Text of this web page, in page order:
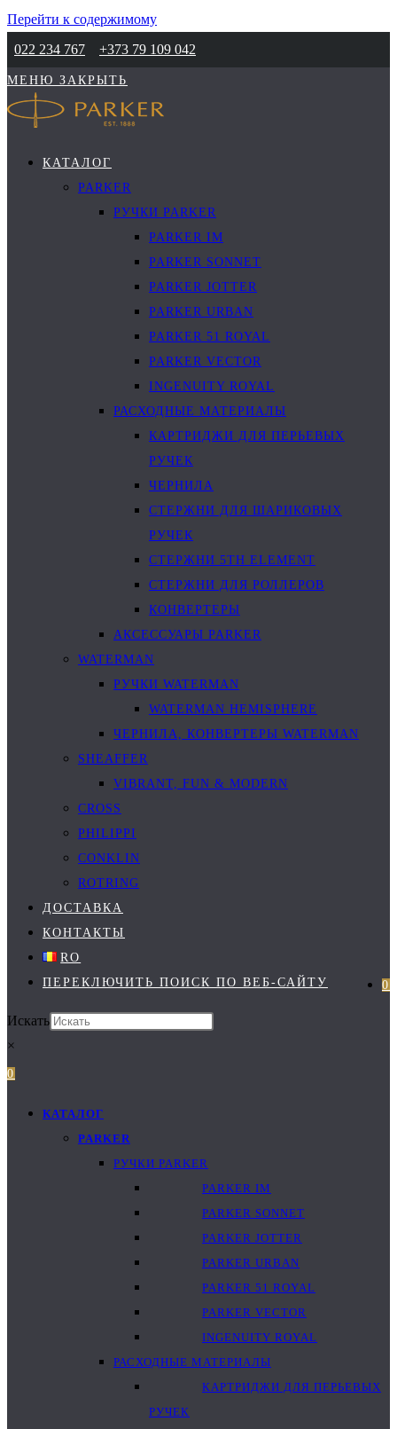
Перейти к содержимому
022 234 767
+373 79 109 042
МЕНЮ ЗАКРЫТЬ
КАТАЛОГ
PARKER
РУЧКИ PARKER
PARKER IM
PARKER SONNET
PARKER JOTTER
PARKER URBAN
PARKER 51 ROYAL
PARKER VECTOR
INGENUITY ROYAL
РАСХОДНЫЕ МАТЕРИАЛЫ
КАРТРИДЖИ ДЛЯ ПЕРЬЕВЫХ
РУЧЕК
ЧЕРНИЛА
СТЕРЖНИ ДЛЯ ШАРИКОВЫХ
РУЧЕК
СТЕРЖНИ 5TH ELEMENT
СТЕРЖНИ ДЛЯ РОЛЛЕРОВ
КОНВЕРТЕРЫ
АКСЕССУАРЫ PARKER
WATERMAN
РУЧКИ WATERMAN
WATERMAN HEMISPHERE
ЧЕРНИЛА, КОНВЕРТЕРЫ WATERMAN
SHEAFFER
VIBRANT, FUN & MODERN
CROSS
PHILIPPI
CONKLIN
ROTRING
ДОСТАВКА
КОНТАКТЫ
RO
0
ПЕРЕКЛЮЧИТЬ ПОИСК ПО ВЕБ-САЙТУ
Искать
×
0
КАТАЛОГ
PARKER
РУЧКИ PARKER
PARKER IM
PARKER SONNET
PARKER JOTTER
PARKER URBAN
PARKER 51 ROYAL
PARKER VECTOR
INGENUITY ROYAL
РАСХОДНЫЕ МАТЕРИАЛЫ
КАРТРИДЖИ ДЛЯ ПЕРЬЕВЫХ
РУЧЕК